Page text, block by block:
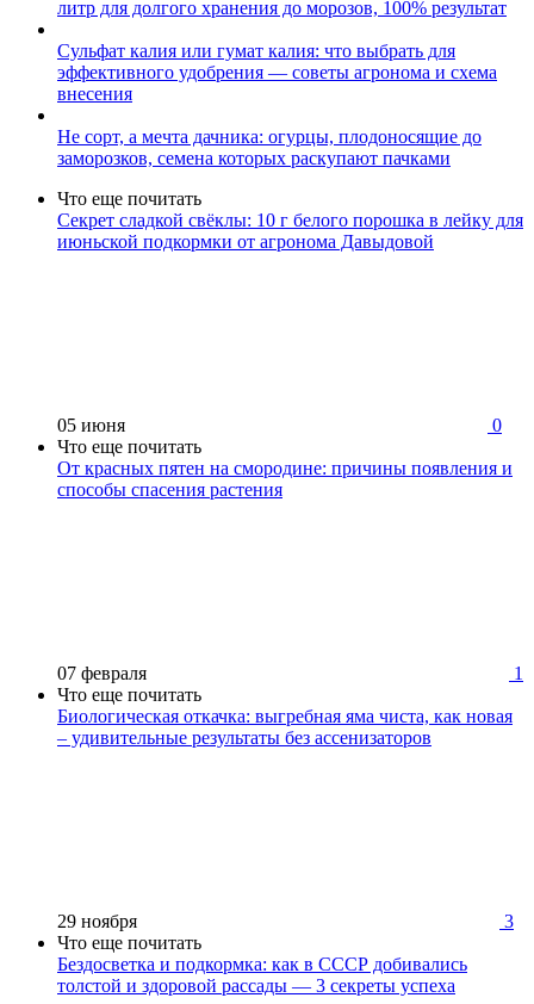
литр для долгого хранения до морозов, 100% результат
Сульфат калия или гумат калия: что выбрать для
эффективного удобрения — советы агронома и схема
внесения
Не сорт, а мечта дачника: огурцы, плодоносящие до
заморозков, семена которых раскупают пачками
Что еще почитать
Секрет сладкой свёклы: 10 г белого порошка в лейку для
июньской подкормки от агронома Давыдовой
05 июня
0
Что еще почитать
От красных пятен на смородине: причины появления и
способы спасения растения
07 февраля
1
Что еще почитать
Биологическая откачка: выгребная яма чиста, как новая
– удивительные результаты без ассенизаторов
29 ноября
3
Что еще почитать
Бездосветка и подкормка: как в СССР добивались
толстой и здоровой рассады — 3 секреты успеха